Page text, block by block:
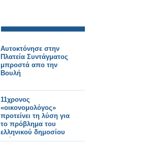
Αυτοκτόνησε στην
Πλατεία Συντάγματος
μπροστά απο την
Βουλή
11χρονος
«οικονομολόγος»
προτείνει τη λύση για
το πρόβλημα του
ελληνικού δημοσίου
χρέους